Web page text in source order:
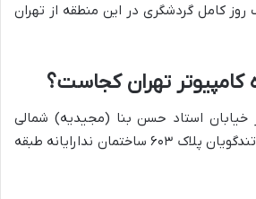
کامل گردشگری در این منطقه از تهران
تهران کجاست؟
خیابان استاد حسن بنا (مجیدیه) شمالی
روبه روی مرکز مخابرات تندگویان پلاک ۶۰۳ ساختمان ندارایانه طبقه